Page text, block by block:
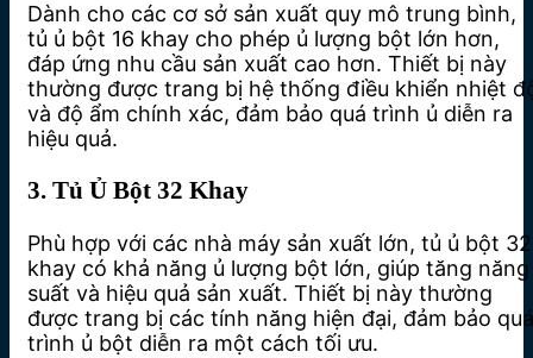
Dành cho các cơ sở sản xuất quy mô trung bình,
tủ ủ bột 16 khay cho phép ủ lượng bột lớn hơn,
đáp ứng nhu cầu sản xuất cao hơn. Thiết bị này
thường được trang bị hệ thống điều khiển nhiệt
và độ ẩm chính xác, đảm bảo quá trình ủ diễn ra
hiệu quả.
3. Tủ Ủ Bột 32 Khay
Phù hợp với các nhà máy sản xuất lớn, tủ ủ bột 32
khay có khả năng ủ lượng bột lớn, giúp tăng năng
suất và hiệu quả sản xuất. Thiết bị này thường
được trang bị các tính năng hiện đại, đảm bảo quá
trình ủ bột diễn ra một cách tối ưu.